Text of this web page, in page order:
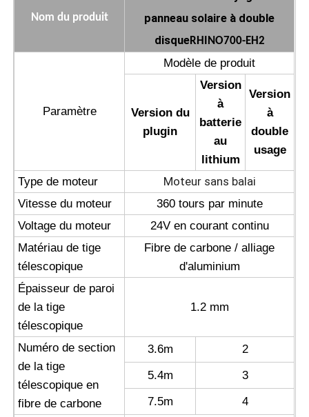
Machine d'osmose d'inversion
Robot de nettoyage de panneau solaire
Barrière acoustique pour le stockage d'énergie
Nom du produit
panneau solaire à double
disqueRHINO700-EH2
Paramètre
Modèle de produit
Version du
plugin
Version
à
batterie
au
lithium
Version
à
double
usage
Type de moteur Moteur sans balai
Vitesse du moteur
360 tours par minute
Voltage du moteur
24V en courant continu
Matériau de tige
télescopique
Fibre de carbone / alliage
d'aluminium
Épaisseur de paroi
de la tige
télescopique
1.2 mm
Numéro de section
de la tige
télescopique en
fibre de carbone
3.6m
2
5.4m
3
7.5m
4